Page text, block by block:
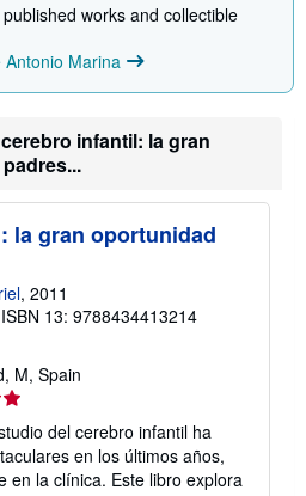
works and collectible
Antonio Marina
infantil: la gran
la gran oportunidad
, 2011
ISBN 13: 9788434413214
M, Spain
del cerebro infantil ha
en los últimos años,
en la clínica. Este libro explora